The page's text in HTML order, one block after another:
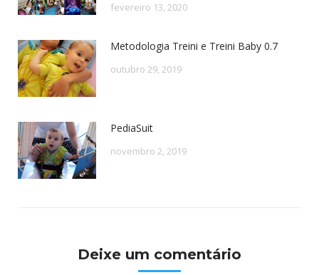
fevereiro 13, 2020
Metodologia Treini e Treini Baby 0.7
outubro 29, 2019
PediaSuit
novembro 2, 2019
Deixe um comentário